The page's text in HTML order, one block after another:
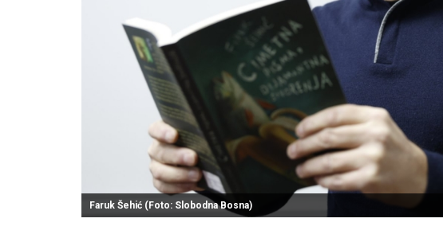
Faruk Šehić (Foto: Slobodna Bosna)